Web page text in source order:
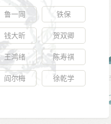
鲁一同 铁保
钱大昕 贺双卿
王鸿绪 陈寿祺
阎尔梅 徐乾学